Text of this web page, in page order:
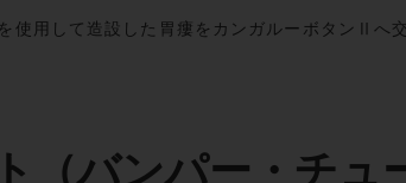
使用して造設した胃瘻をカンガルーボタンⅡ
（バンパー・チュ